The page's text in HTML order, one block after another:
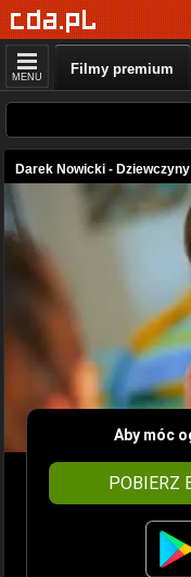
MENU Filmy premium
Darek Nowicki -
Aby móc
POBIERZ